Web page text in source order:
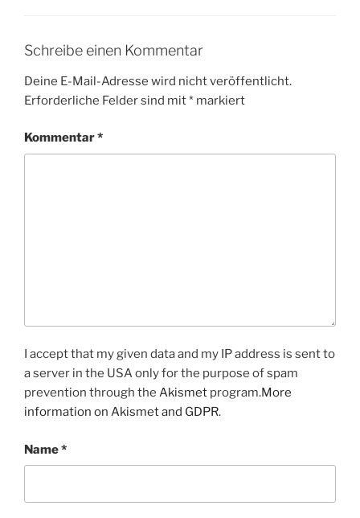
Schreibe einen Kommentar
Deine E-Mail-Adresse wird nicht veröffentlicht.
Erforderliche Felder sind mit* markiert
Kommentar*
I accept that my given data and my IP address is sent to
a server in the USA only for the purpose of spam
prevention through the Akismet program.More
information on Akismet and GDPR.
Name*